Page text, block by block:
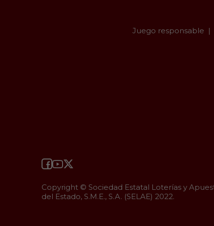
Juego responsable
Copyright © Sociedad Estatal Loterías y
del Estado, S.M.E., S.A. (SELAE) 2022.